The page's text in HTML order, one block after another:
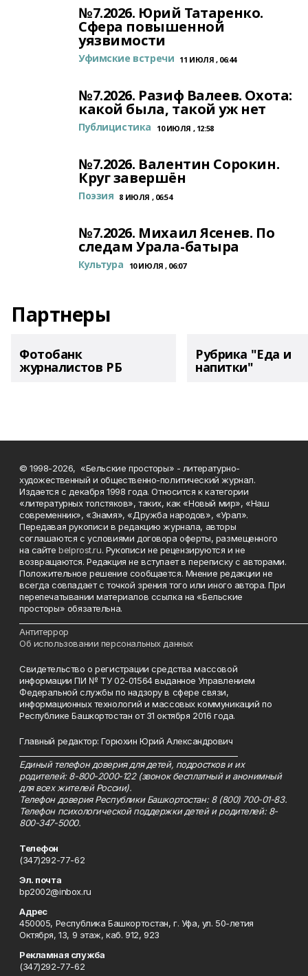
№7.2026. Юрий Татаренко.
Сфера повышенной
уязвимости
Уфимские встречи 11 ИЮЛЯ , 06:44
№7.2026. Разиф Валеев. Охота:
какой была, такой уж нет
Публицистика 10 ИЮЛЯ , 12:58
№7.2026. Валентин Сорокин.
Круг завершён
Поэзия 8 ИЮЛЯ , 06:54
№7.2026. Михаил Ясенев. По
следам Урала-батыра
Культура 10 ИЮЛЯ , 06:07
Партнеры
Фотобанк
журналистов РБ
Рубрика "Еда и
напитки"
© 1998-2026, «Бельские просторы» - литературно-
художественный и общественно-политический журнал.
Издается с декабря 1998 года. Относится к категории
«литературных толстяков», таких, как «Новый мир», «Наш
современник», «Знамя», «Дружба народов», «Урал».
Передавая рукописи в редакцию журнала, авторы
соглашаются с условиями договора оферты, размещенного
на сайтеbelprost.ru. Рукописи не рецензируются и не
возвращаются. Редакция не вступает в переписку с авторами.
Положительное решение сообщается. Мнение редакции не
всегда совпадает с точкой зрения того или иного автора. При
перепечатывании материалов ссылка на «Бельские
просторы» обязательна.
Антитеррор
Об использовании персональных данных
Свидетельство о регистрации средства массовой
информации ПИ № ТУ 02-01564 выданное Управлением
Федеральной службы по надзору в сфере связи,
информационных технологий и массовых коммуникаций по
Республике Башкортостан от 31 октября 2016 года.
Главный редактор: Горюхин Юрий Александрович
Единый телефон доверия для детей, подростков и их
родителей: 8-800-2000-122 (звонок бесплатный и анонимный
для всех жителей России).
Телефон доверия Республики Башкортостан: 8 (800) 700-01-83.
Телефон психологической поддержки детей и родителей: 8-
800-347-5000.
Телефон
(347)292-77-62
Эл. почта
bp2002@inbox.ru
Адрес
450005, Республика Башкортостан, г. Уфа, ул. 50-летия
Октября, 13, 9 этаж, каб. 912, 923
Рекламная служба
(347)292-77-62